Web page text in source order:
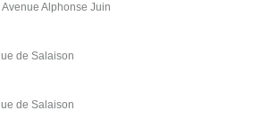
Alphonse Juin
de Salaison
de Salaison